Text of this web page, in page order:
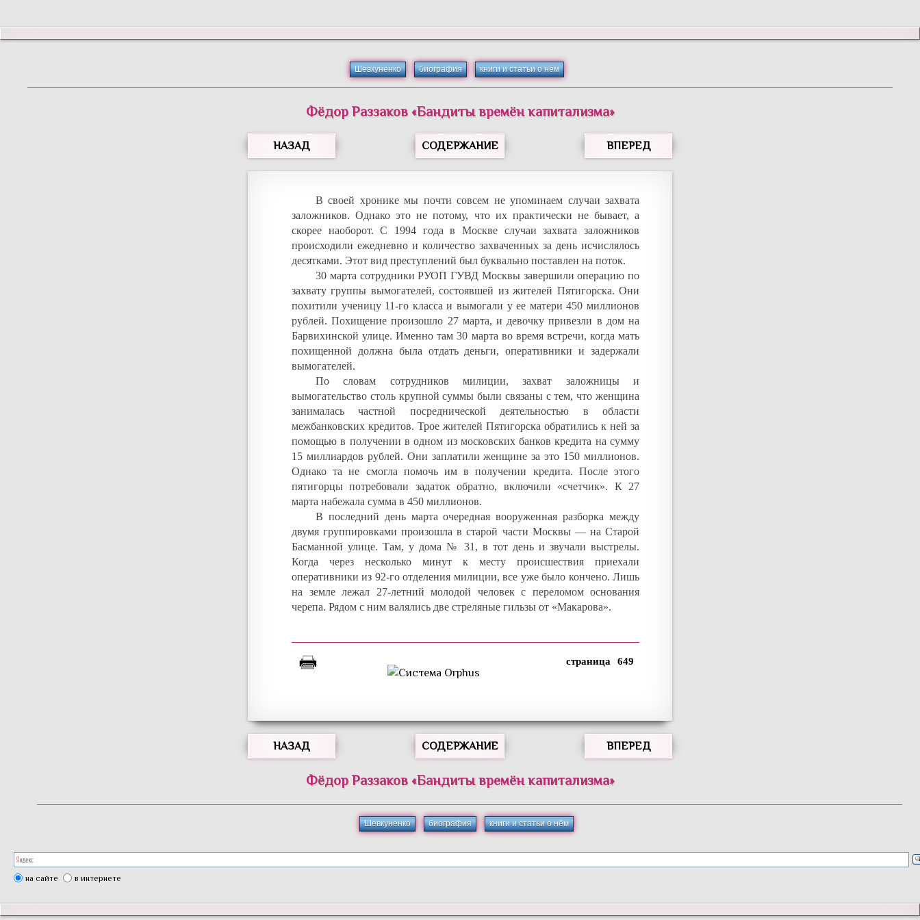
Шевкуненко биография книги и статьи о нём
Фёдор Раззаков«Бандиты времён капитализма»
НАЗАД СОДЕРЖАНИЕ ВПЕРЕД
В своей хронике мы почти совсем не упоминаем случаи захвата
заложников. Однако это не потому, что их практически не бывает, а
скорее наоборот. С 1994 года в Москве случаи захвата заложников
происходили ежедневно и количество захваченных за день исчислялось
десятками. Этот вид преступлений был буквально поставлен на поток.
30 марта сотрудники РУОП ГУВД Москвы завершили операцию по
захвату группы вымогателей, состоявшей из жителей Пятигорска. Они
похитили ученицу 11-го класса и вымогали у ее матери 450 миллионов
рублей. Похищение произошло 27 марта, и девочку привезли в дом на
Барвихинской улице. Именно там 30 марта во время встречи, когда мать
похищенной должна была отдать деньги, оперативники и задержали
вымогателей.
По словам сотрудников милиции, захват заложницы и
вымогательство столь крупной суммы были связаны с тем, что женщина
занималась частной посреднической деятельностью в области
межбанковских кредитов. Трое жителей Пятигорска обратились к ней за
помощью в получении в одном из московских банков кредита на сумму
15 миллиардов рублей. Они заплатили женщине за это 150 миллионов.
Однако та не смогла помочь им в получении кредита. После этого
пятигорцы потребовали задаток обратно, включили «счетчик». К 27
марта набежала сумма в 450 миллионов.
В последний день марта очередная вооруженная разборка между
двумя группировками произошла в старой части Москвы — на Старой
Басманной улице. Там, у дома № 31, в тот день и звучали выстрелы.
Когда через несколько минут к месту происшествия приехали
оперативники из 92-го отделения милиции, все уже было кончено. Лишь
на земле лежал 27-летний молодой человек с переломом основания
черепа. Рядом с ним валялись две стреляные гильзы от «Макарова».
649
НАЗАД СОДЕРЖАНИЕ ВПЕРЕД
Фёдор Раззаков«Бандиты времён капитализма»
Шевкуненко биография книги и статьи о нём
на сайте в интернете